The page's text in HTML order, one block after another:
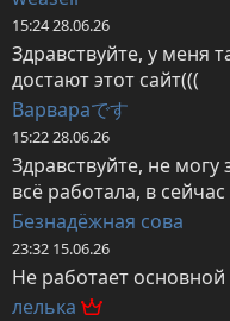
15:24 28.06.26
Здравствуйте, у меня
достают этот сайт(((
Варвараです
15:22 28.06.26
Здравствуйте, не могу
всё работала, в
Безнадёжная сова
23:32 15.06.26
Не работает основной
лeлька